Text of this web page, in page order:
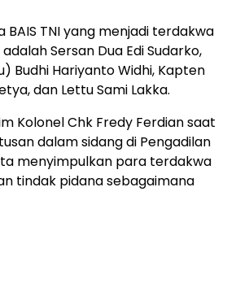
TNI yang menjadi terdakwa
Sersan Dua Edi Sudarko,
Budhi Hariyanto Widhi, Kapten
dan Lettu Sami Lakka.
Kolonel Chk Fredy Ferdian saat
dalam sidang di Pengadilan
menyimpulkan para terdakwa
tindak pidana sebagaimana